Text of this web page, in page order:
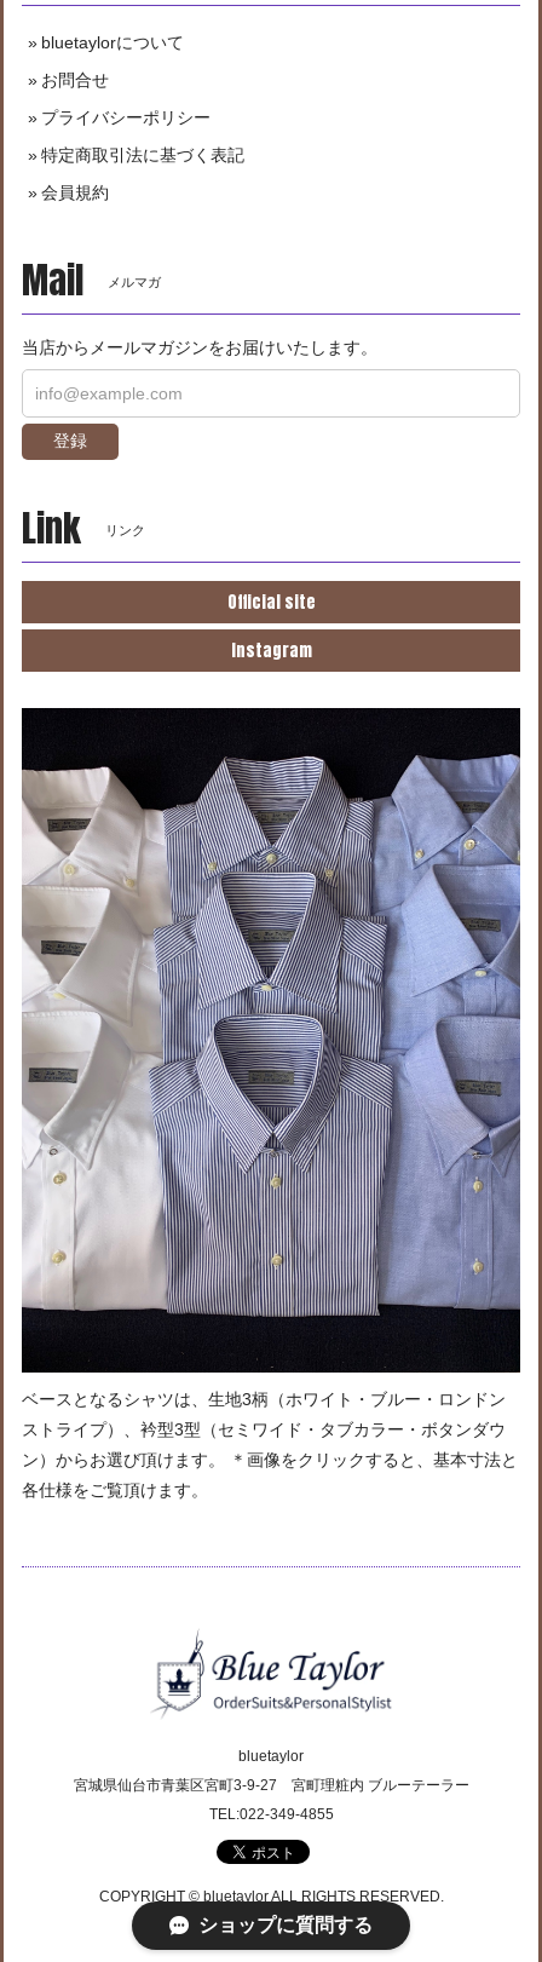
bluetaylorについて
お問合せ
プライバシーポリシー
特定商取引法に基づく表記
会員規約
Mail メルマガ
当店からメールマガジンをお届けいたします。
登録
Link リンク
Official site
Instagram
ベースとなるシャツは、生地3柄（ホワイト・ブルー・ロンドン
ストライプ）、衿型3型（セミワイド・タブカラー・ボタンダウ
ン）からお選び頂けます。 ＊画像をクリックすると、基本寸法と
各仕様をご覧頂けます。
bluetaylor
宮城県仙台市青葉区宮町3-9-27 宮町理粧内 ブルーテーラー
TEL:022-349-4855
COPYRIGHT © bluetaylor ALL RIGHTS RESERVED.
ショップに質問する